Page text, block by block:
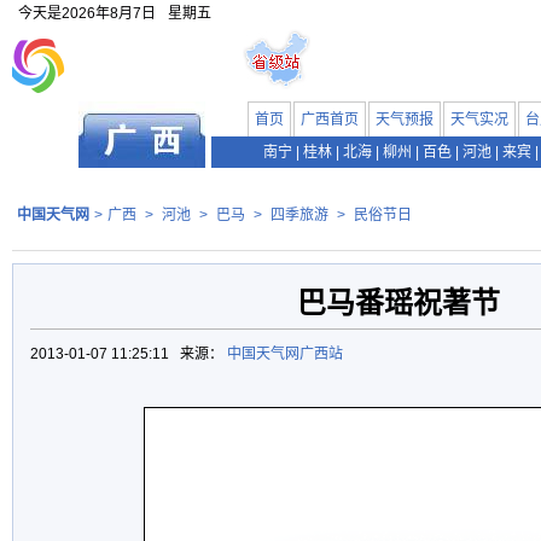
今天是2026年8月7日 星期五
首页 广西首页 天气预报 天气实况
南宁
桂林 北海 柳州 百色 河池 来宾
中国天气网 > 广西 > 河池 > 巴马 > 四季旅游 > 民俗节日
巴马番瑶祝著节
2013-01-07 11:25:11 来源： 中国天气网广西站